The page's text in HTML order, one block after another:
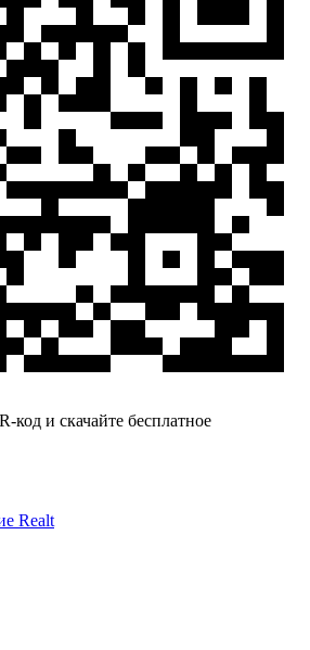
код и скачайте бесплатное
Realt